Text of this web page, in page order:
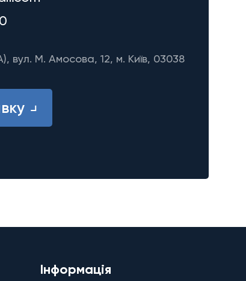
вул. М. Амосова, 12, м. Київ, 03038
Інформація